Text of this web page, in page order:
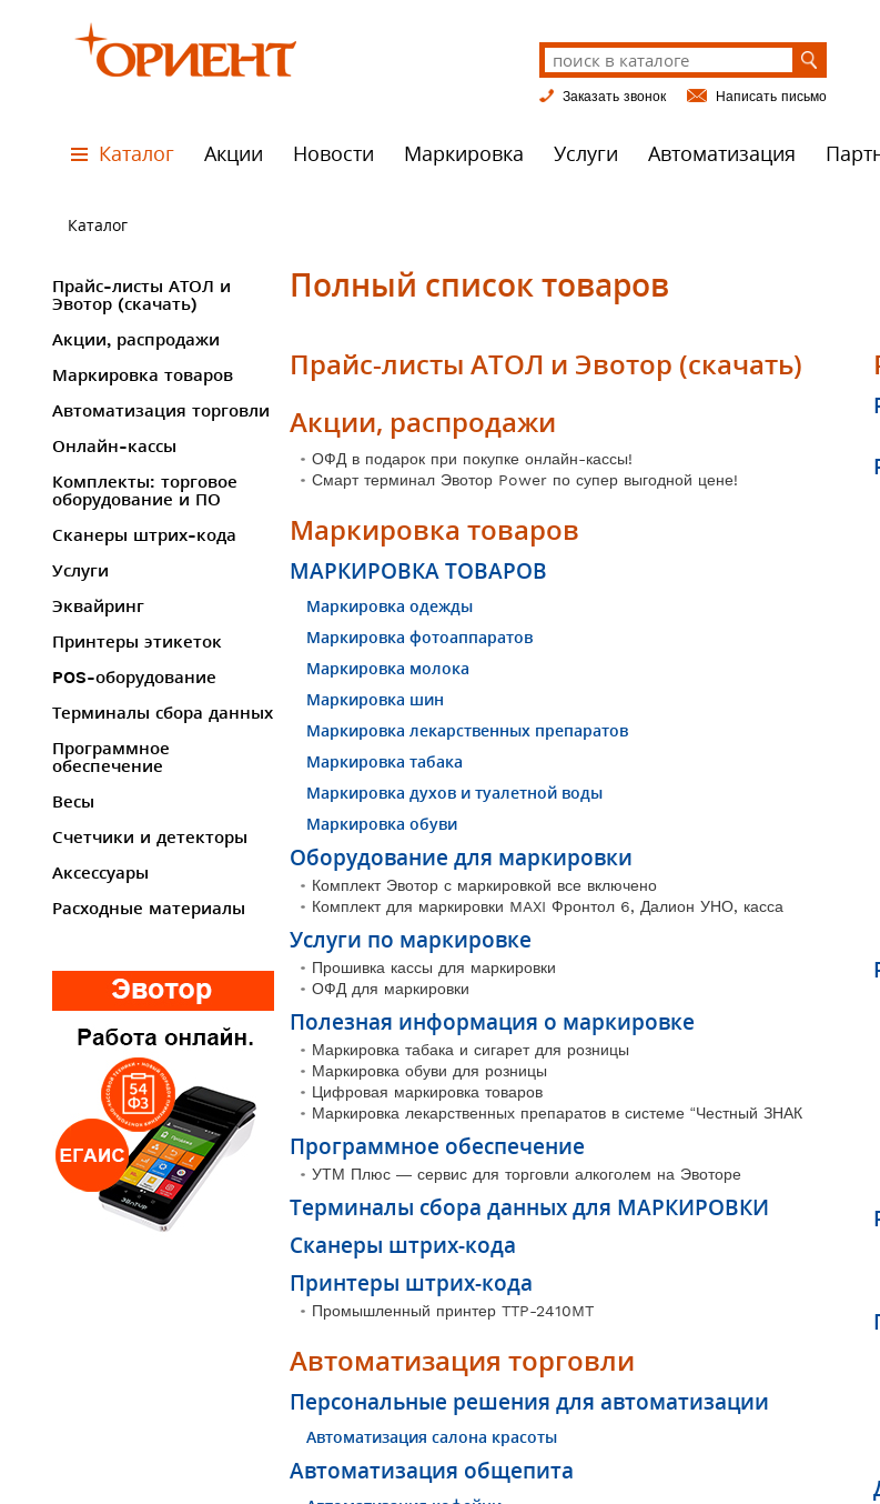
Заказать звонок Написать письмо
Каталог Акции Новости Маркировка Услуги Автоматизация
Каталог
Прайс-листы АТОЛ и
Эвотор (скачать)
Акции, распродажи
Маркировка товаров
Автоматизация торговли
Онлайн-кассы
Комплекты: торговое
оборудование и ПО
Сканеры штрих-кода
Услуги
Эквайринг
Принтеры этикеток
POS-оборудование
Терминалы сбора данных
Программное
обеспечение
Весы
Счетчики и детекторы
Аксессуары
Расходные материалы
Полный список товаров
Прайс-листы АТОЛ и Эвотор (скачать)
Акции, распродажи
ОФД в подарок при покупке онлайн-кассы!
Смарт терминал Эвотор Power по супер выгодной цене!
Маркировка товаров
МАРКИРОВКА ТОВАРОВ
Маркировка одежды
Маркировка фотоаппаратов
Маркировка молока
Маркировка шин
Маркировка лекарственных препаратов
Маркировка табака
Маркировка духов и туалетной воды
Маркировка обуви
Оборудование для маркировки
Комплект Эвотор с маркировкой все включено
Комплект для маркировки MAXI Фронтол 6, Далион УНО, касса
Услуги по маркировке
Прошивка кассы для маркировки
ОФД для маркировки
Полезная информация о маркировке
Маркировка табака и сигарет для розницы
Маркировка обуви для розницы
Цифровая маркировка товаров
Маркировка лекарственных препаратов в системе “Честный ЗНАК
Программное обеспечение
УТМ Плюс — сервис для торговли алкоголем на Эвоторе
Терминалы сбора данных для МАРКИРОВКИ
Сканеры штрих-кода
Принтеры штрих-кода
Промышленный принтер TTP-2410MT
Автоматизация торговли
Персональные решения для автоматизации
Автоматизация салона красоты
Автоматизация общепита